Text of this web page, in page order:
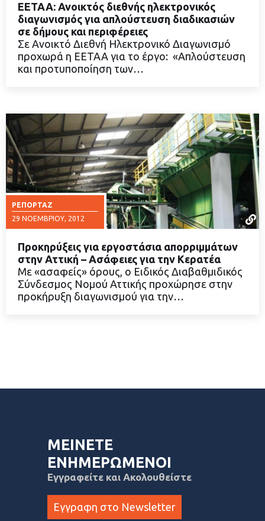
ΔΙΑΒΑΣΤΕ ΠΕΡΙΣΣΟΤΕΡΑ
ΕΕΤΑΑ: Ανοικτός διεθνής ηλεκτρονικός
διαγωνισμός για απλούστευση διαδικασιών
σε δήμους και περιφέρειες
Σε Ανοικτό Διεθνή Ηλεκτρονικό Διαγωνισμό
προχωρά η ΕΕΤΑΑ για το έργο: «Απλούστευση
και προτυποποίηση των…
ΡΕΠΟΡΤΆΖ
29 ΝΟΕΜΒΡΊΟΥ, 2012
ΔΙΑΒΑΣΤΕ ΠΕΡΙΣΣΟΤΕΡΑ
Προκηρύξεις για εργοστάσια απορριμμάτων
στην Αττική – Ασάφειες για την Κερατέα
Με «ασαφείς» όρους, ο Ειδικός Διαβαθμιδικός
Σύνδεσμος Νομού Αττικής προχώρησε στην
προκήρυξη διαγωνισμού για την…
ΜΕΙΝΕΤΕ
ΕΝΗΜΕΡΩΜΕΝΟΙ
Εγγραφείτε και Ακολουθείστε
Εγγραφη στο Newsletter